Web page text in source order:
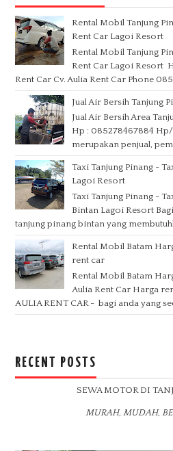
Rental Mobil Tanjung
Rent Car Lagoi Resort
Rental Mobil Tanjung
Rent Car Lagoi Resort
Rent Car Cv. Aulia Rent Car Phone
Jual Air Bersih Tanjung
Jual Air Bersih Area
Hp : 085278467884
merupakan penjual,
Taxi Tanjung Pinang -
Lagoi Resort
Taxi Tanjung Pinang -
Bintan Lagoi Resort
tanjung pinang bintan yang
Rental Mobil Batam
rent car
Rental Mobil Batam
Aulia Rent Car Harga
AULIA RENT CAR - bagi anda yang
RECENT POSTS
SEWA MOTOR DI
MURAH, MUDAH,